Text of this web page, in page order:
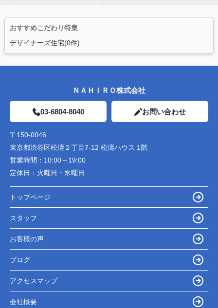
おすすめこだわり特集
デザイナーズ住宅(0件)
ＮＡＨＩＲＯ株式会社
03-6804-8040 お問い合わせ
〒150-0046
東京都渋谷区松濤２丁目7-12 松濤ハウス 1階
営業時間： 10:00～19:00
定休日： 火曜日・水曜日
トップページ
スタッフ
お客様の声
ブログ
アクセスマップ
会社概要